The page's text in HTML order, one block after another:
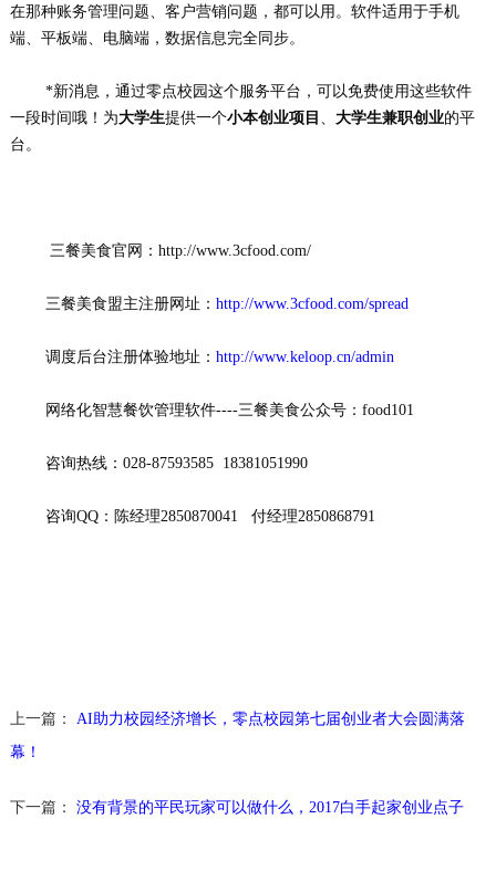
在那种账务管理问题、客户营销问题，都可以用。软件适用于手机
端、平板端、电脑端，数据信息完全同步。
*新消息，通过零点校园这个服务平台，可以免费使用这些软件
一段时间哦！为大学生提供一个小本创业项目 、 大学生兼职创业的平
台。
三餐美食官网：http://www.3cfood.com/
三餐美食盟主注册网址： http://www.3cfood.com/spread
调度后台注册体验地址： http://www.keloop.cn/admin
网络化智慧餐饮管理软件----三餐美食公众号：food101
咨询热线：028-87593585  18381051990
咨询QQ：陈经理2850870041   付经理2850868791
上一篇： AI助力校园经济增长，零点校园第七届创业者大会圆满落
幕！
下一篇： 没有背景的平民玩家可以做什么，2017白手起家创业点子